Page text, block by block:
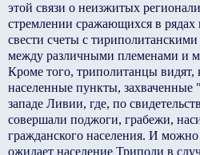
этой связи о неизжитых
стремлении сражающихся в рядах
свести счеты с
между различными племенами и
Кроме того, триполитанцы видят,
населенные пункты, захваченные
западе Ливии, где, по
совершали поджоги, грабежи,
гражданского населения. И можно
ожидает население Триполи в